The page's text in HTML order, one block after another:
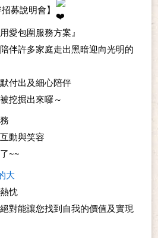
募說明會】
愛包圍服務方案』
伴許多家庭走出黑暗迎向光明的
付出及細心陪伴
挖掘出來囉～
動與笑容
~~
大
忱
對能讓您找到自我的價值及實現